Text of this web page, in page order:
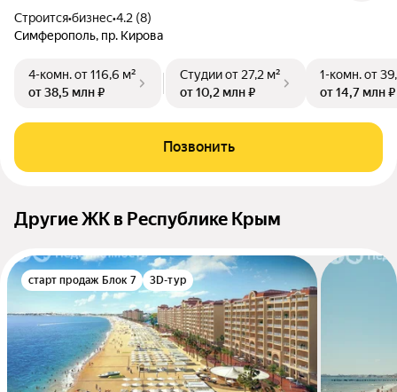
Строится•бизнес•4.2 (8)
Симферополь, пр. Кирова
4-комн.от 116,6 м²
от 38,5 млн ₽
Студииот 27,2 м²
от 10,2 млн ₽
1-комн.от
от 14,7 млн ₽
Позвонить
Другие ЖК в Республике Крым
старт продаж Блок 7 3D-тур